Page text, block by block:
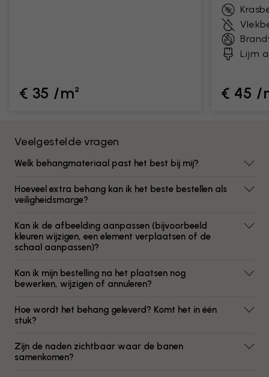
€ 35 /m²
Lijm
€ 45 /
Veelgestelde vragen
Welk behangmateriaal past het best bij mij?
Hoeveel extra behang kan ik het beste bestellen als
veiligheidsmarge?
Kan ik de afbeelding aanpassen (bijvoorbeeld
kleuren wijzigen, een element verplaatsen of de
schaal aanpassen)?
Kan ik mijn bestelling na het plaatsen nog
bewerken, wijzigen of annuleren?
Hoe wordt het behang geleverd? Komt het in één
stuk?
Zijn de naden zichtbaar waar de banen
samenkomen?